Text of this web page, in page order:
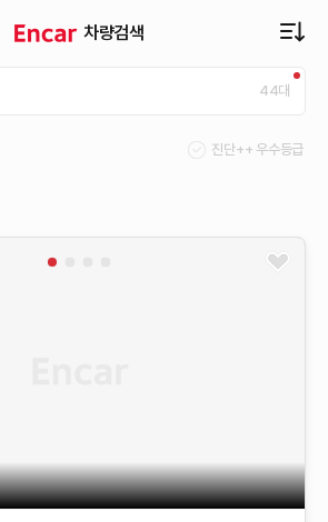
차량검색
44대
진단++ 우수등급